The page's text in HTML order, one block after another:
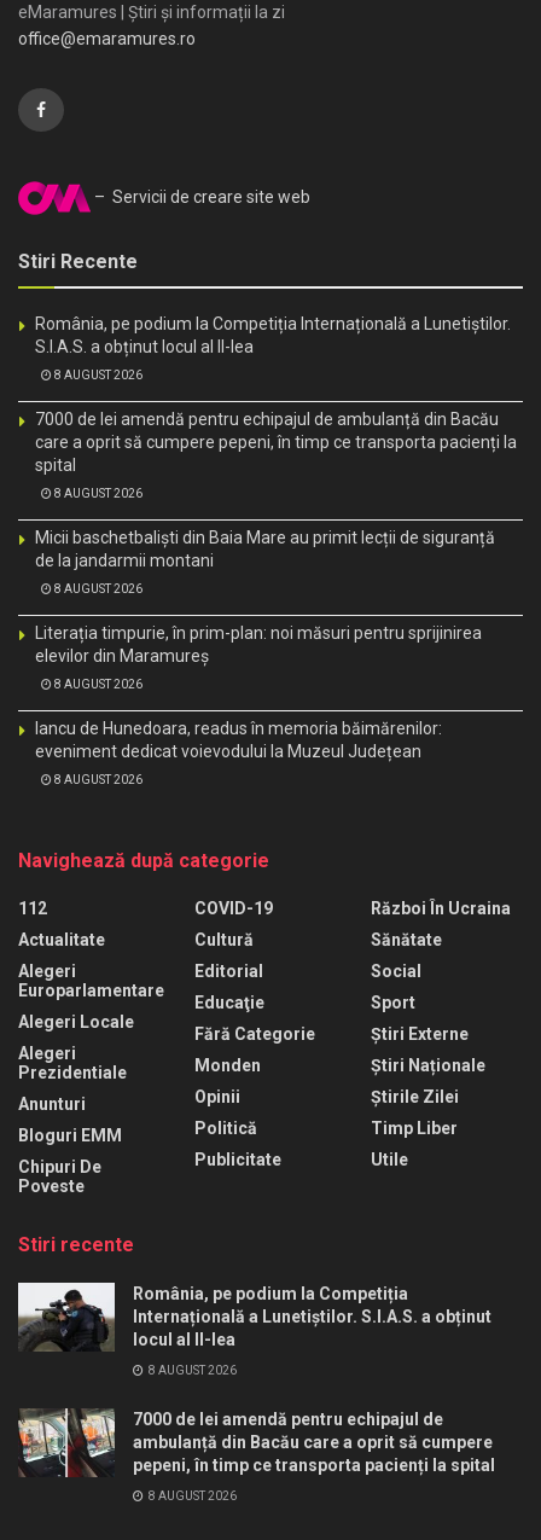
eMaramures | Știri și informații la zi
office@emaramures.ro
– Servicii de creare site web
Stiri Recente
România, pe podium la Competiția Internațională a Lunetiștilor.
S.I.A.S. a obținut locul al II-lea
8 AUGUST 2026
7000 de lei amendă pentru echipajul de ambulanță din Bacău
care a oprit să cumpere pepeni, în timp ce transporta pacienți la
spital
8 AUGUST 2026
Micii baschetbaliști din Baia Mare au primit lecții de siguranță
de la jandarmii montani
8 AUGUST 2026
Literația timpurie, în prim-plan: noi măsuri pentru sprijinirea
elevilor din Maramureș
8 AUGUST 2026
Iancu de Hunedoara, readus în memoria băimărenilor:
eveniment dedicat voievodului la Muzeul Județean
8 AUGUST 2026
Navighează după categorie
112
Actualitate
Alegeri
Europarlamentare
Alegeri Locale
Alegeri
Prezidentiale
Anunturi
Bloguri EMM
Chipuri De
Poveste
COVID-19
Cultură
Editorial
Educaţie
Fără Categorie
Monden
Opinii
Politică
Publicitate
Război În Ucraina
Sănătate
Social
Sport
Știri Externe
Știri Naționale
Știrile Zilei
Timp Liber
Utile
Stiri recente
România, pe podium la Competiția
Internațională a Lunetiștilor. S.I.A.S. a obținut
locul al II-lea
8 AUGUST 2026
7000 de lei amendă pentru echipajul de
ambulanță din Bacău care a oprit să cumpere
pepeni, în timp ce transporta pacienți la spital
8 AUGUST 2026